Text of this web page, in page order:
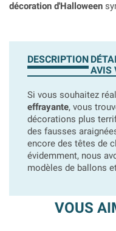
décoration d'Halloween
DESCRIPTION
AVIS
Si vous souhaitez
effrayante, vous
décorations plus
des fausses
encore des têtes de
évidemment, nous
modèles de ballons
VOUS